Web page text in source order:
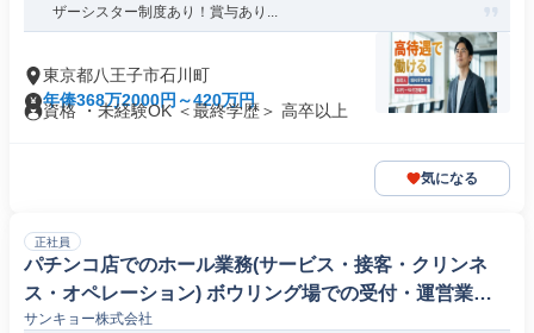
ザーシスター制度あり！賞与あり...
東京都八王子市石川町
年俸368万2000円～420万円
資格 ・未経験OK ＜最終学歴＞ 高卒以上
気になる
正社員
パチンコ店でのホール業務(サービス・接客・クリンネ
ス・オペレーション) ボウリング場での受付・運営業務
(会計精算・トラブル対応・大会進行・レーンやマシーン
サンキョー株式会社